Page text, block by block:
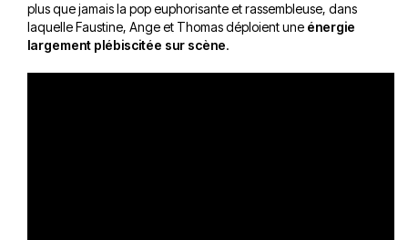
plus que jamais la pop euphorisante et rassembleuse, dans
laquelle Faustine, Ange et Thomas déploient une énergie
largement plébiscitée sur scène.